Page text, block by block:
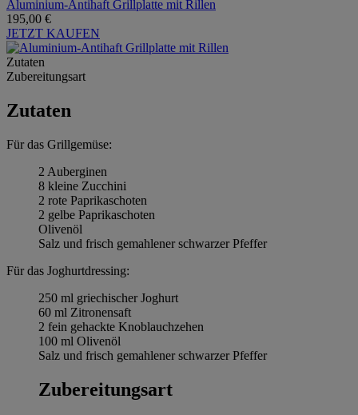
Aluminium-Antihaft Grillplatte mit Rillen
195,00 €
JETZT KAUFEN
Zutaten
Zubereitungsart
Zutaten
Für das Grillgemüse:
2 Auberginen
8 kleine Zucchini
2 rote Paprikaschoten
2 gelbe Paprikaschoten
Olivenöl
Salz und frisch gemahlener schwarzer Pfeffer
Für das Joghurtdressing:
250 ml griechischer Joghurt
60 ml Zitronensaft
2 fein gehackte Knoblauchzehen
100 ml Olivenöl
Salz und frisch gemahlener schwarzer Pfeffer
Zubereitungsart